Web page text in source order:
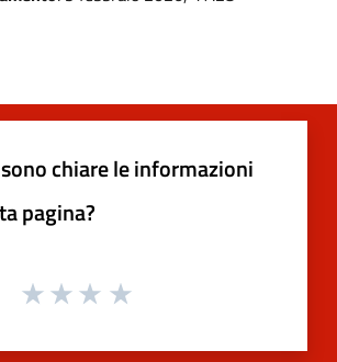
chiare le informazioni
pagina?